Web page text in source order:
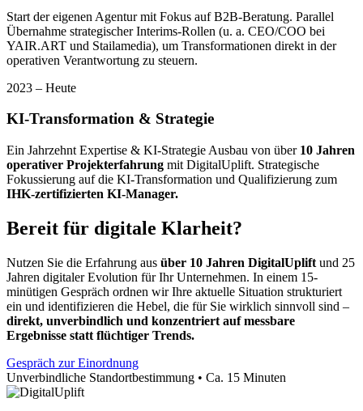
Start der eigenen Agentur mit Fokus auf B2B-Beratung. Parallel
Übernahme strategischer Interims-Rollen (u. a. CEO/COO bei
YAIR.ART und Stailamedia), um Transformationen direkt in der
operativen Verantwortung zu steuern.
2023 – Heute
KI-Transformation & Strategie
Ein Jahrzehnt Expertise & KI-Strategie Ausbau von über 10 Jahren
operativer Projekterfahrung mit DigitalUplift. Strategische
Fokussierung auf die KI-Transformation und Qualifizierung zum
IHK-zertifizierten KI-Manager.
Bereit für digitale Klarheit?
Nutzen Sie die Erfahrung aus über 10 Jahren DigitalUplift und 25
Jahren digitaler Evolution für Ihr Unternehmen. In einem 15-
minütigen Gespräch ordnen wir Ihre aktuelle Situation strukturiert
ein und identifizieren die Hebel, die für Sie wirklich sinnvoll sind –
direkt, unverbindlich und konzentriert auf messbare
Ergebnisse statt flüchtiger Trends.
Gespräch zur Einordnung
Unverbindliche Standortbestimmung • Ca. 15 Minuten